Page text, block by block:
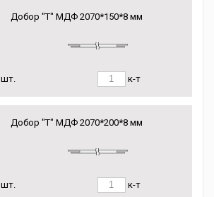
Добор "Т" МДФ 2070*150*8 мм
шт. к-т
Добор "Т" МДФ 2070*200*8 мм
шт. к-т